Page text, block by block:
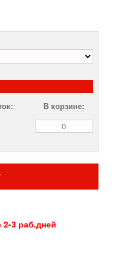
В корзине:
2-3 раб.дней